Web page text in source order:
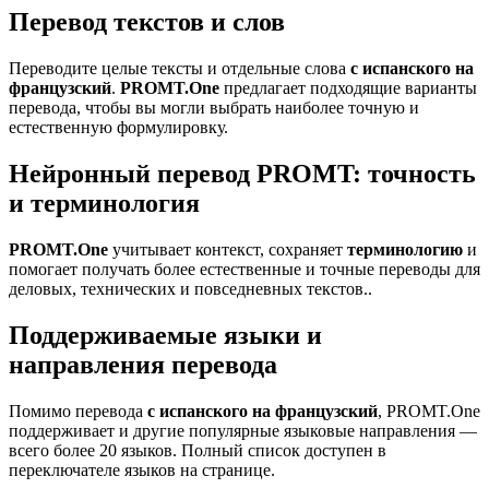
Перевод текстов и слов
Переводите целые тексты и отдельные слова с испанского на
французский. PROMT.One предлагает подходящие варианты
перевода, чтобы вы могли выбрать наиболее точную и
естественную формулировку.
Нейронный перевод PROMT: точность
и терминология
PROMT.One учитывает контекст, сохраняет терминологию и
помогает получать более естественные и точные переводы для
деловых, технических и повседневных текстов..
Поддерживаемые языки и
направления перевода
Помимо перевода с испанского на французский, PROMT.One
поддерживает и другие популярные языковые направления —
всего более 20 языков. Полный список доступен в
переключателе языков на странице.